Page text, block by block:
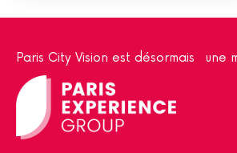
Paris City Vision est désormais une